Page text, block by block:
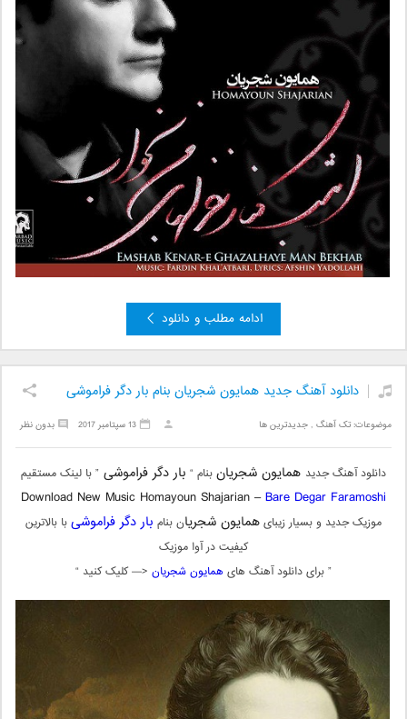
ادامه مطلب و دانلود
دانلود آهنگ جدید همایون شجریان بنام بار دگر فراموشی
موضوعات:تک آهنگ ,جدیدترین ها بدون نظر 13 سپتامبر 2017
دانلود آهنگ جدید همایون شجریانبنام “ بار دگر فراموشی ” با لینک مستقیم
Download New Music Homayoun Shajarian –Bare Degar Faramoshi
موزیک جدید و بسیار زیبایهمایون شجریان بنام بار دگر فراموشیبا بالاترین
کیفیت در آوا موزیک
” برای دانلود آهنگ های همایون شجریان <— کلیک کنید “